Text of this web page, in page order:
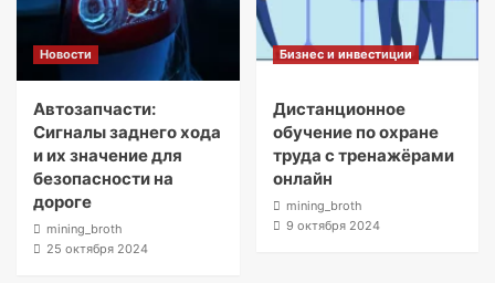
Новости
Автозапчасти:
Сигналы заднего хода
и их значение для
безопасности на
дороге
mining_broth
25 октября 2024
Бизнес и инвестиции
Дистанционное
обучение по охране
труда с тренажёрами
онлайн
mining_broth
9 октября 2024